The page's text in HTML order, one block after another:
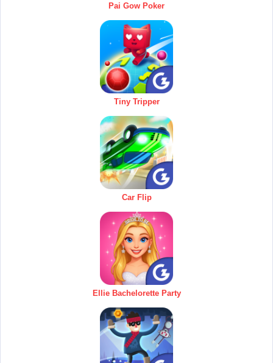
Pai Gow Poker
Tiny Tripper
Car Flip
Ellie Bachelorette Party